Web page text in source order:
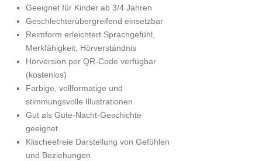
Geeignet für Kinder ab 3/4 Jahren
Geschlechterübergreifend einsetzbar
Reimform erleichtert Sprachgefühl,
Merkfähigkeit, Hörverständnis
Hörversion per QR-Code verfügbar
(kostenlos)
Farbige, vollformatige und
stimmungsvolle Illustrationen
Gut als Gute-Nacht-Geschichte
geeignet
Klischeefreie Darstellung von Gefühlen
und Beziehungen